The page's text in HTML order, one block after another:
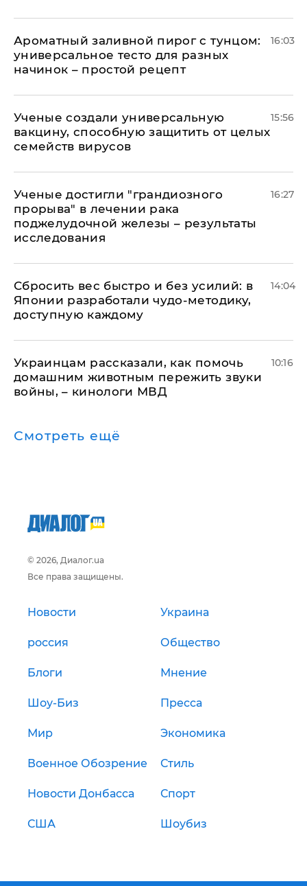
Ароматный заливной пирог с тунцом:
универсальное тесто для разных
начинок – простой рецепт
16:03
Ученые создали универсальную
вакцину, способную защитить от целых
семейств вирусов
15:56
Ученые достигли "грандиозного
прорыва" в лечении рака
поджелудочной железы – результаты
исследования
16:27
Сбросить вес быстро и без усилий: в
Японии разработали чудо-методику,
доступную каждому
14:04
Украинцам рассказали, как помочь
домашним животным пережить звуки
войны, – кинологи МВД
10:16
Смотреть ещё
© 2026, Диалог.ua
Все права защищены.
Новости Украина
россия Общество
Блоги Мнение
Шоу-Биз Пресса
Мир Экономика
Военное Обозрение Стиль
Новости Донбасса Спорт
США Шоубиз